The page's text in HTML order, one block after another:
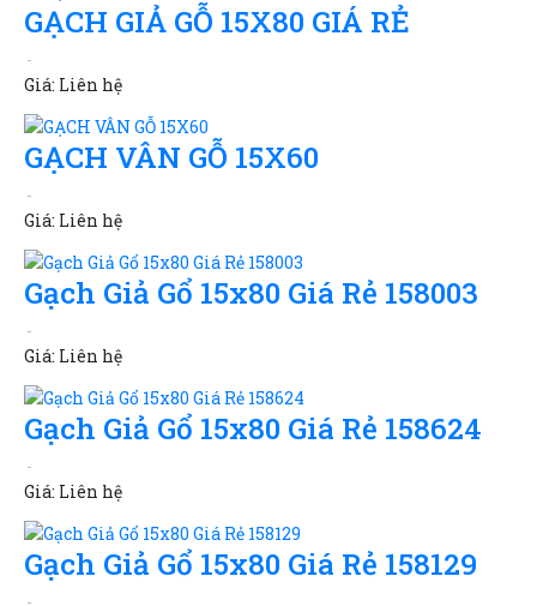
GẠCH GIẢ GỖ 15X80 GIÁ RẺ
Giá: Liên hệ
GẠCH VÂN GỖ 15X60
Giá: Liên hệ
Gạch Giả Gổ 15x80 Giá Rẻ 158003
Giá: Liên hệ
Gạch Giả Gổ 15x80 Giá Rẻ 158624
Giá: Liên hệ
Gạch Giả Gổ 15x80 Giá Rẻ 158129